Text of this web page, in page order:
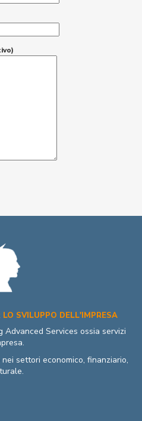
SVILUPPO DELL'IMPRESA
Advanced Services ossia servizi
settori economico, finanziario,